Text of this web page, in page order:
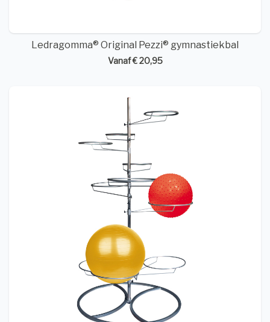
Ledragomma® Original Pezzi® gymnastiekbal
Vanaf € 20,95